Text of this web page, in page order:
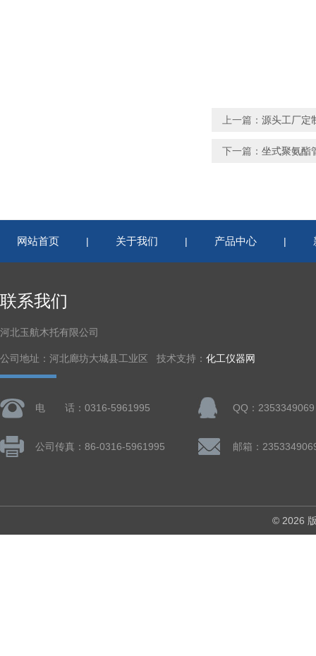
上一篇： 源头工厂定
下一篇： 坐式聚氨酯
网站首页 | 关于我们 | 产品中心 |
联系我们
河北玉航木托有限公司
公司地址：河北廊坊大城县工业区 技术支持： 化工仪器网
电 话：0316-5961995 QQ：2353349069
公司传真：86-0316-5961995 邮箱：
© 2026